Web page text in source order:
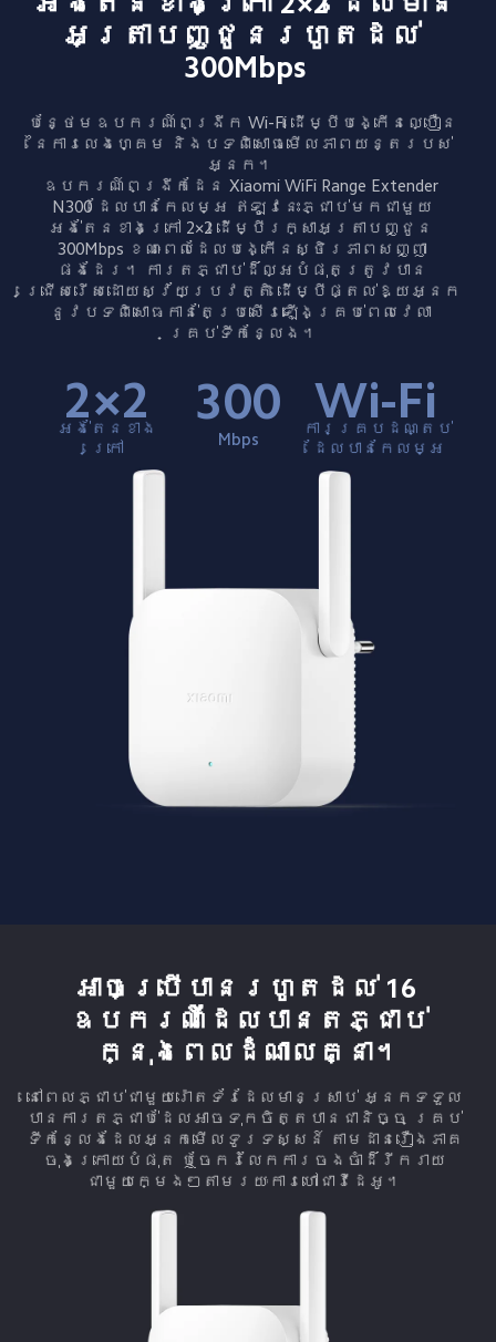
អត្រាបញ្ជូនរហូតដល់
300Mbps
បន្ថែមឧបករណ៍ពង្រីក Wi-Fi ដើម្បីបង្កើនល្បឿន​
នៃ​ការលេងហ្គេម និងបទពិសោធ​មើលភាពយន្តរបស់
អ្នក។
ឧបករណ៍ពង្រីកដែន Xiaomi WiFi Range Extender
N300 ដែលបានកែលម្អ ឥឡូវនេះ​ភ្ជាប់​មកជាមួយ​
អង់តែនខាងក្រៅ 2×2 ដើម្បីរក្សាអត្រាបញ្ជូន
300Mbps ខណៈពេលដែលបង្កើនស្ថិរភាពសញ្ញា
ផងដែរ។ ការតភ្ជាប់ដ៏ល្អបំផុតត្រូវបាន
ជ្រើសរើសដោយស្វ័យប្រវត្តិ ដើម្បីផ្តល់ឱ្យអ្នក
នូវបទពិសោធកាន់តែប្រសើរឡើង​គ្រប់​ពេលវេលា
គ្រប់ទីកន្លែង។
2×2
អង់តែនខាង
ក្រៅ
300
Mbps
Wi-Fi
ការគ្របដណ្តប់
ដែលបានកែលម្អ
អាចប្រើបានរហូតដល់ 16
ឧបករណ៍​ដែល​បាន​តភ្ជាប់​
ក្នុងពេលដំណាលគ្នា។
នៅពេលភ្ជាប់ជាមួយរ៉ោតទ័រ​ដែលមានស្រាប់ អ្នកទទួល​
បាន​ការតភ្ជាប់ដែលអាចទុកចិត្តបានជានិច្ច គ្រប់​
ទីកន្លែង​​ដែលអ្នកមើលទូរទស្សន៍ តាមដាន​រឿងភាគ​
ចុងក្រោយ​បំផុត ឬចែករំលែក​ការចងចាំ​ដ៏​រីករាយ​
ជាមួយ​ក្មេងៗ​តាមរយៈ​ការហៅជាវីដេអូ។